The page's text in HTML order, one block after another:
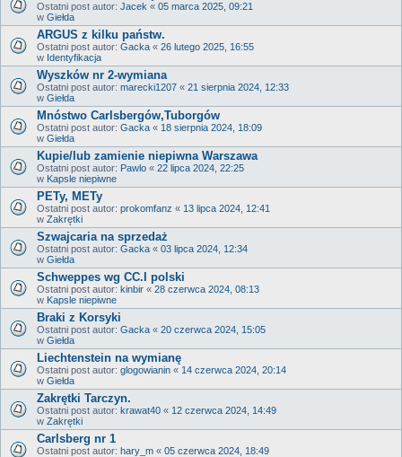
Ostatni post autor: Jacek « 05 marca 2025, 09:21
w Giełda
ARGUS z kilku państw.
Ostatni post autor: Gacka « 26 lutego 2025, 16:55
w Identyfikacja
Wyszków nr 2-wymiana
Ostatni post autor: marecki1207 « 21 sierpnia 2024, 12:33
w Giełda
Mnóstwo Carlsbergów,Tuborgów
Ostatni post autor: Gacka « 18 sierpnia 2024, 18:09
w Giełda
Kupie/lub zamienie niepiwna Warszawa
Ostatni post autor: Pawlo « 22 lipca 2024, 22:25
w Kapsle niepiwne
PETy, METy
Ostatni post autor: prokomfanz « 13 lipca 2024, 12:41
w Zakrętki
Szwajcaria na sprzedaż
Ostatni post autor: Gacka « 03 lipca 2024, 12:34
w Giełda
Schweppes wg CC.I polski
Ostatni post autor: kinbir « 28 czerwca 2024, 08:13
w Kapsle niepiwne
Braki z Korsyki
Ostatni post autor: Gacka « 20 czerwca 2024, 15:05
w Giełda
Liechtenstein na wymianę
Ostatni post autor: glogowianin « 14 czerwca 2024, 20:14
w Giełda
Zakrętki Tarczyn.
Ostatni post autor: krawat40 « 12 czerwca 2024, 14:49
w Zakrętki
Carlsberg nr 1
Ostatni post autor: hary_m « 05 czerwca 2024, 18:49